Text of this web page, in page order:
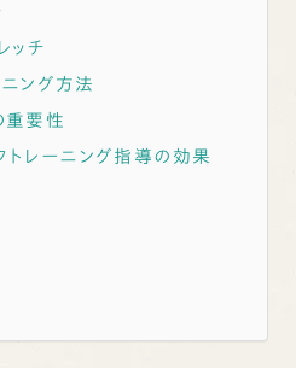
ッチ
ング方法
重要性
トレーニング指導の効果